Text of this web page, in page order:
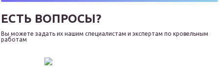
ЕСТЬ ВОПРОСЫ?
Вы можете задать их нашим специалистам и экспертам по кровельным
работам